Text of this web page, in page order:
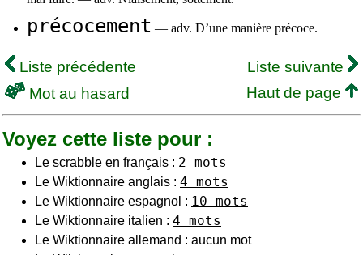
précocement — adv. D’une manière précoce.
Liste précédente
Liste suivante
Mot au hasard
Haut de page
Voyez cette liste pour :
Le scrabble en français : 2 mots
Le Wiktionnaire anglais : 4 mots
Le Wiktionnaire espagnol : 10 mots
Le Wiktionnaire italien : 4 mots
Le Wiktionnaire allemand : aucun mot